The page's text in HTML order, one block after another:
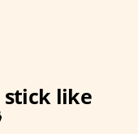
stick like